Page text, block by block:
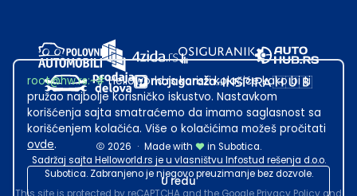
2026 · Made with
in Subotica.
Sadržaj sajta Helloworld.rs je u vlasništvu Infostud rešenja d.o.o.
Subotica. Zabranjeno je njegovo preuzimanje bez dozvole.
root@hw.rs:~#Helloworld.rs koristi kolačiće kako bi ti
pružao najbolje korisničko iskustvo. Nastavkom
korišćenja sajta smatraćemo da imamo saglasnost sa
korišćenjem kolačića. Više o kolačićima možeš pročitati
ovde.
U redu